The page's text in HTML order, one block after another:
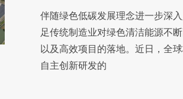
伴随绿色低碳发展理念进一步深
足传统制造业对绿色清洁能源不
以及高效项目的落地。近日，全
自主创新研发的